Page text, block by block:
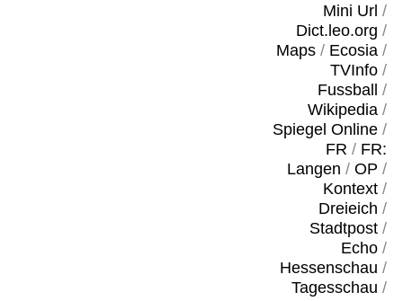
Mini Url /
Dict.leo.org /
Maps/ Ecosia/
TVInfo/
Fussball
/
Wikipedia/
Spiegel Online/
FR / FR:
Langen / OP /
Kontext/
Dreieich /
Stadtpost/
Echo/
Hessenschau /
Tagesschau /